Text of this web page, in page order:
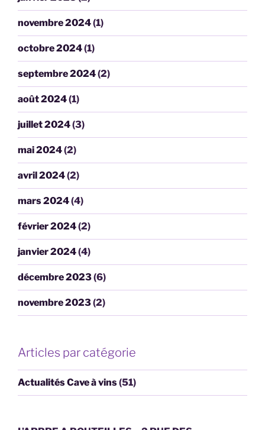
novembre 2024(1)
octobre 2024(1)
septembre 2024(2)
août 2024(1)
juillet 2024(3)
mai 2024(2)
avril 2024(2)
mars 2024(4)
février 2024(2)
janvier 2024(4)
décembre 2023(6)
novembre 2023(2)
Articles par catégorie
Actualités Cave à vins(51)